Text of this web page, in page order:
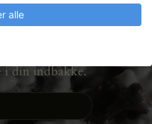
din indbakke.
alle